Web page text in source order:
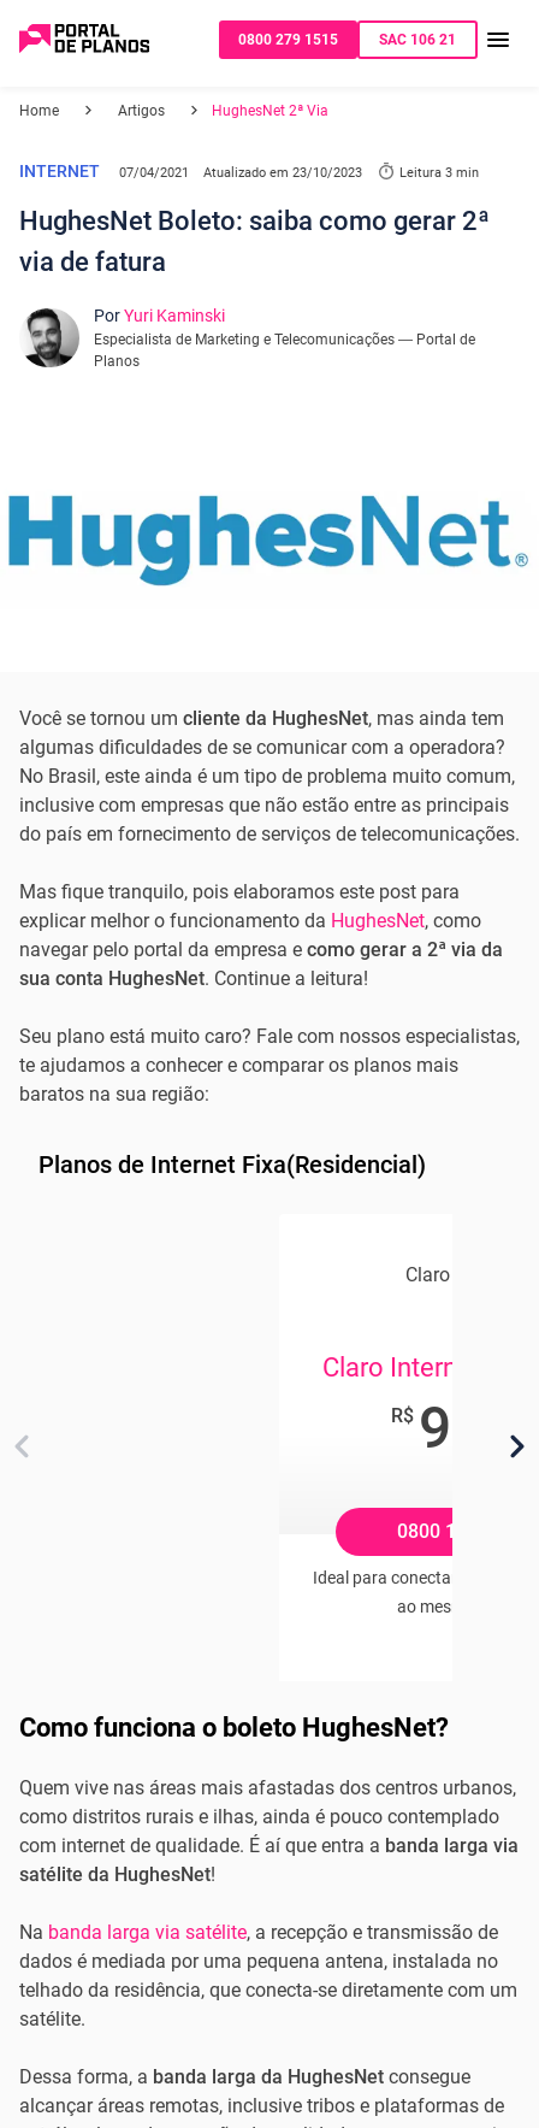
0800 279 1515 SAC 106 21
Home Artigos HughesNet 2ª Via
INTERNET 07/04/2021 Atualizado em 23/10/2023 Leitura 3 min
HughesNet Boleto: saiba como gerar 2ª
via de fatura
Por Yuri Kaminski
Especialista de Marketing e Telecomunicações — Portal de
Planos
Você se tornou um cliente da HughesNet, mas ainda tem
algumas dificuldades de se comunicar com a operadora?
No Brasil, este ainda é um tipo de problema muito comum,
inclusive com empresas que não estão entre as principais
do país em fornecimento de serviços de telecomunicações.
Mas fique tranquilo, pois elaboramos este post para
explicar melhor o funcionamento da HughesNet, como
navegar pelo portal da empresa e como gerar a 2ª via da
sua conta HughesNet. Continue a leitura!
Seu plano está muito caro? Fale com nossos especialistas,
te ajudamos a conhecer e comparar os planos mais
baratos na sua região:
Planos de Internet Fixa(Residencial)
Claro Internet
Claro Internet 350
R$ 94
/mês
0800 104 2121
Ideal para conectar de 2 a 5
ao mesmo tempo
Como funciona o boleto HughesNet?
Quem vive nas áreas mais afastadas dos centros urbanos,
como distritos rurais e ilhas, ainda é pouco contemplado
com internet de qualidade. É aí que entra a banda larga via
satélite da HughesNet!
Na banda larga via satélite, a recepção e transmissão de
dados é mediada por uma pequena antena, instalada no
telhado da residência, que conecta-se diretamente com um
satélite.
Dessa forma, a banda larga da HughesNet consegue
alcançar áreas remotas, inclusive tribos e plataformas de